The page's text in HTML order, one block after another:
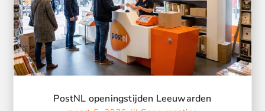
PostNL openingstijden Leeuwarden